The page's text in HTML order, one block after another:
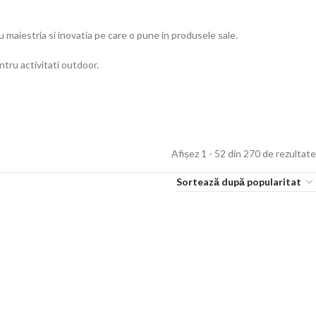
si inovatia pe care o pune in produsele sale.
activitati outdoor.
Afișez 1 - 52 din 270 de rezultate